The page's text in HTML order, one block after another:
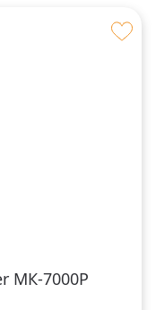
MК-7000P